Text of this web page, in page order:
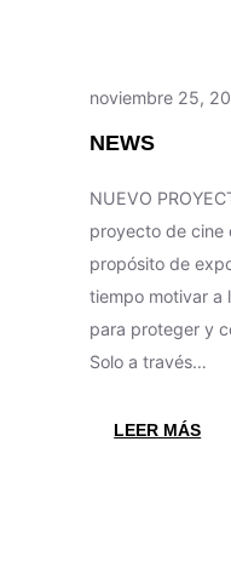
noviembre 25,
NEWS
NUEVO
proyecto de cine
propósito de
tiempo motivar a
para proteger y
Solo a través…
LEER MÁS: